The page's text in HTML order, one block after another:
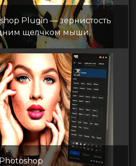
Plugin — зернистость
щелчком мыши.